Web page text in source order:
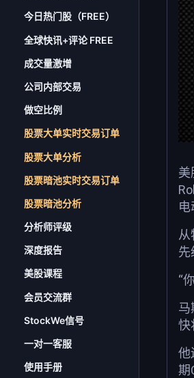
今日热门股（FREE）
全球快讯+评论 FREE
成交量激增
公司内部交易
做空比例
股票大单实时交易订单
股票大单分析
股票暗池实时交易订单
股票暗池分析
分析师评级
深度报告
美股课程
会员交流群
StockWe信号
一对一客服
使用手册
美
从
先
“
马
快
他
期